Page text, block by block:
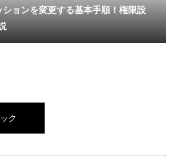
ョンを変更する基本手順！権限設
ク